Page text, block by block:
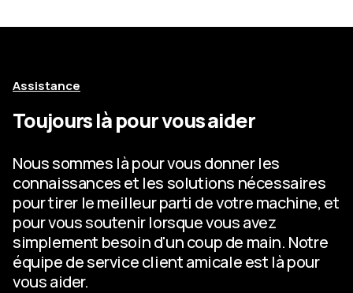
Assistance
Toujours là pour vous aider
Nous sommes là pour vous donner les
connaissances et les solutions nécessaires
pour tirer le meilleur parti de votre machine, et
pour vous soutenir lorsque vous avez
simplement besoin d'un coup de main. Notre
équipe de service client amicale est là pour
vous aider.